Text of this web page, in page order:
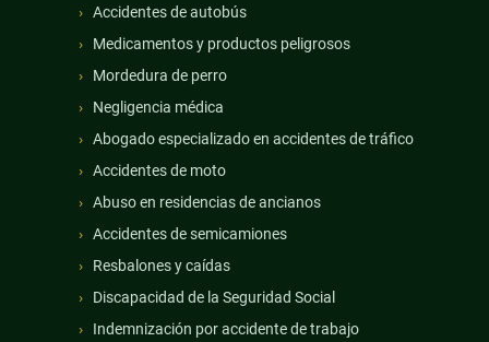
Accidentes de autobús
Medicamentos y productos peligrosos
Mordedura de perro
Negligencia médica
Abogado especializado en accidentes de tráfico
Accidentes de moto
Abuso en residencias de ancianos
Accidentes de semicamiones
Resbalones y caídas
Discapacidad de la Seguridad Social
Indemnización por accidente de trabajo